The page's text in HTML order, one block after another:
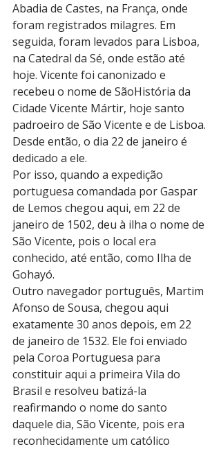
Abadia de Castes, na França, onde
foram registrados milagres. Em
seguida, foram levados para Lisboa,
na Catedral da Sé, onde estão até
hoje. Vicente foi canonizado e
recebeu o nome de SãoHistória da
Cidade Vicente Mártir, hoje santo
padroeiro de São Vicente e de Lisboa.
Desde então, o dia 22 de janeiro é
dedicado a ele.
Por isso, quando a expedição
portuguesa comandada por Gaspar
de Lemos chegou aqui, em 22 de
janeiro de 1502, deu à ilha o nome de
São Vicente, pois o local era
conhecido, até então, como Ilha de
Gohayó.
Outro navegador português, Martim
Afonso de Sousa, chegou aqui
exatamente 30 anos depois, em 22
de janeiro de 1532. Ele foi enviado
pela Coroa Portuguesa para
constituir aqui a primeira Vila do
Brasil e resolveu batizá-la
reafirmando o nome do santo
daquele dia, São Vicente, pois era
reconhecidamente um católico